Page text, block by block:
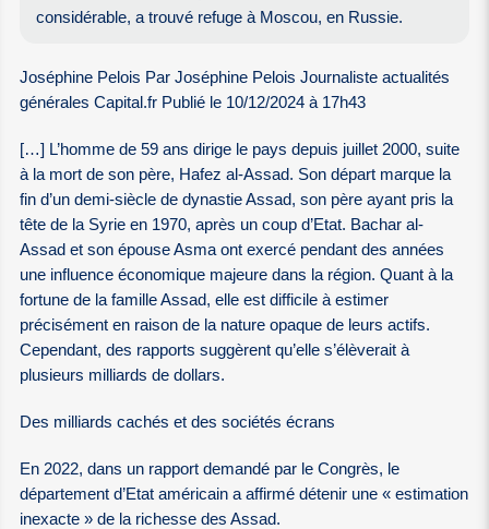
considérable, a trouvé refuge à Moscou, en Russie.
Joséphine Pelois Par Joséphine Pelois Journaliste actualités
générales Capital.fr Publié le 10/12/2024 à 17h43
[…] L’homme de 59 ans dirige le pays depuis juillet 2000, suite
à la mort de son père, Hafez al-Assad. Son départ marque la
fin d’un demi-siècle de dynastie Assad, son père ayant pris la
tête de la Syrie en 1970, après un coup d’Etat. Bachar al-
Assad et son épouse Asma ont exercé pendant des années
une influence économique majeure dans la région. Quant à la
fortune de la famille Assad, elle est difficile à estimer
précisément en raison de la nature opaque de leurs actifs.
Cependant, des rapports suggèrent qu’elle s’élèverait à
plusieurs milliards de dollars.
Des milliards cachés et des sociétés écrans
En 2022, dans un rapport demandé par le Congrès, le
département d’Etat américain a affirmé détenir une « estimation
inexacte » de la richesse des Assad.